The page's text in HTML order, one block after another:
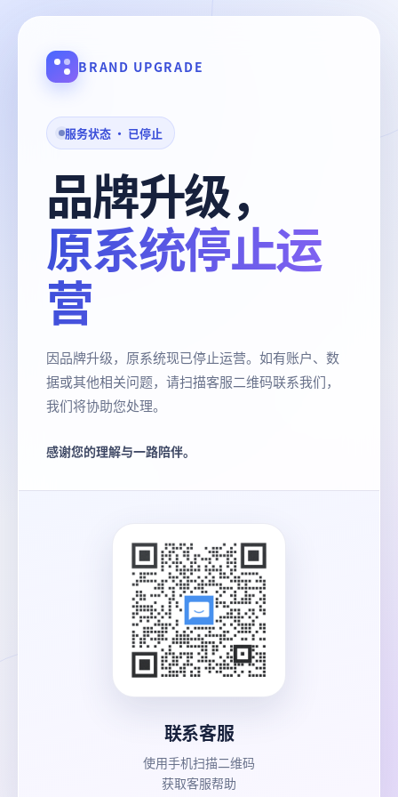
BRAND UPGRADE
服务状态 · 已停止
品牌升级，
原系统停止运
营
因品牌升级，原系统现已停止运营。如有账户、数
据或其他相关问题，请扫描客服二维码联系我们，
我们将协助您处理。
感谢您的理解与一路陪伴。
联系客服
使用手机扫描二维码
获取客服帮助